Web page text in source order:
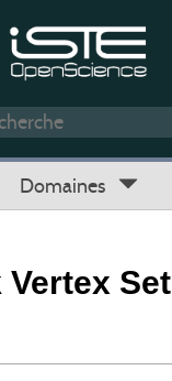
Domaines
Vertex Set